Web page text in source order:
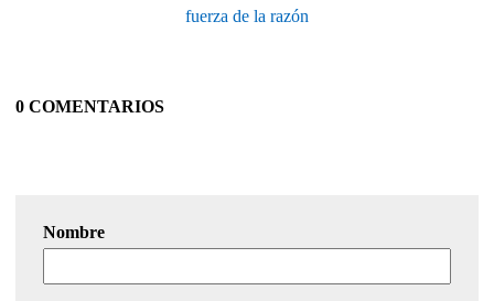
fuerza de la razón
0 COMENTARIOS
Nombre